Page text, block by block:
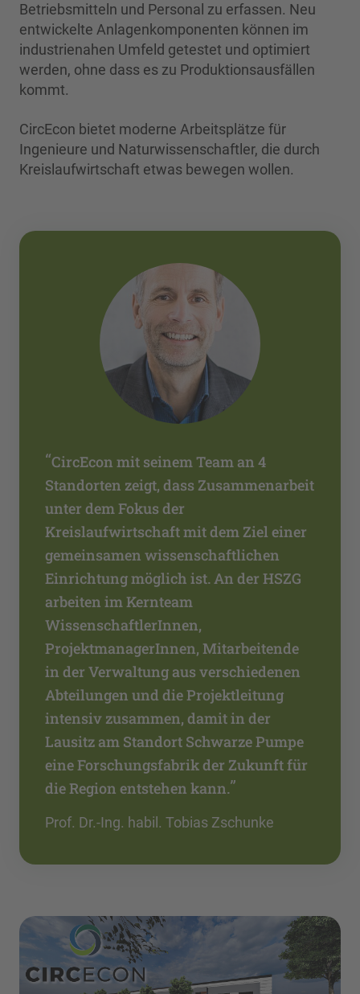
Betriebsmitteln und Personal zu erfassen. Neu
entwickelte Anlagenkomponenten können im
industrienahen Umfeld getestet und optimiert
werden, ohne dass es zu Produktionsausfällen
kommt.
CircEcon bietet moderne Arbeitsplätze für
Ingenieure und Naturwissenschaftler, die durch
Kreislaufwirtschaft etwas bewegen wollen.
“CircEcon mit seinem Team an 4
Standorten zeigt, dass Zusammenarbeit
unter dem Fokus der
Kreislaufwirtschaft mit dem Ziel einer
gemeinsamen wissenschaftlichen
Einrichtung möglich ist. An der HSZG
arbeiten im Kernteam
WissenschaftlerInnen,
ProjektmanagerInnen, Mitarbeitende
in der Verwaltung aus verschiedenen
Abteilungen und die Projektleitung
intensiv zusammen, damit in der
Lausitz am Standort Schwarze Pumpe
eine Forschungsfabrik der Zukunft für
die Region entstehen kann.”
Prof. Dr.-Ing. habil. Tobias Zschunke